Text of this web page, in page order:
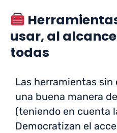
usar, al
todas
Las herramientas sin
una buena manera
(teniendo en cuenta
Democratizan el